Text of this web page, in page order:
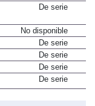
De serie
No disponible
De serie
De serie
De serie
De serie